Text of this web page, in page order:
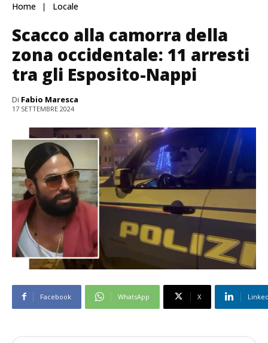
Home Locale
Scacco alla camorra della
zona occidentale: 11 arresti
tra gli Esposito-Nappi
Di Fabio Maresca
17 SETTEMBRE 2024
Facebook WhatsApp X